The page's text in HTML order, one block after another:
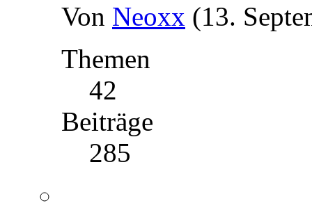
Von Neoxx (13.
Themen
42
Beiträge
285